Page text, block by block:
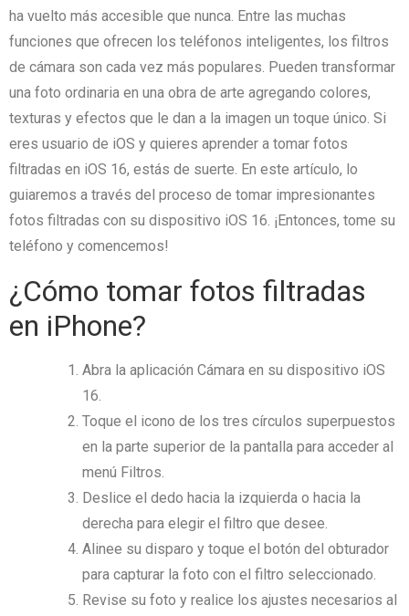
ha vuelto más accesible que nunca. Entre las muchas
funciones que ofrecen los teléfonos inteligentes, los filtros
de cámara son cada vez más populares. Pueden transformar
una foto ordinaria en una obra de arte agregando colores,
texturas y efectos que le dan a la imagen un toque único. Si
eres usuario de iOS y quieres aprender a tomar fotos
filtradas en iOS 16, estás de suerte. En este artículo, lo
guiaremos a través del proceso de tomar impresionantes
fotos filtradas con su dispositivo iOS 16. ¡Entonces, tome su
teléfono y comencemos!
¿Cómo tomar fotos filtradas
en iPhone?
Abra la aplicación Cámara en su dispositivo iOS
16.
Toque el icono de los tres círculos superpuestos
en la parte superior de la pantalla para acceder al
menú Filtros.
Deslice el dedo hacia la izquierda o hacia la
derecha para elegir el filtro que desee.
Alinee su disparo y toque el botón del obturador
para capturar la foto con el filtro seleccionado.
Revise su foto y realice los ajustes necesarios al